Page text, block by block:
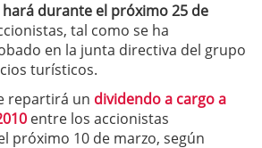
hará durante el próximo 25 de
tal como se ha
en la junta directiva del grupo
turísticos.
repartirá un dividendo a cargo a
entre los accionistas
próximo 10 de marzo, según